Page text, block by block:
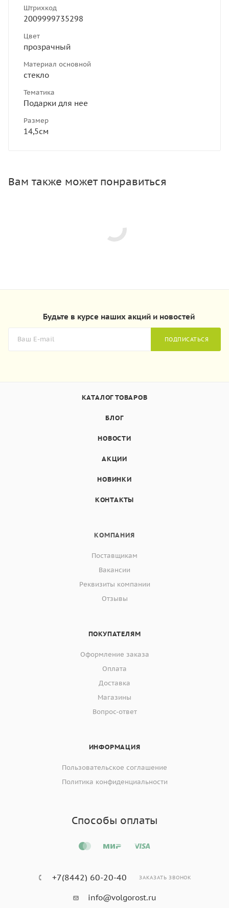
Штрихкод
2009999735298
Цвет
прозрачный
Материал основной
стекло
Тематика
Подарки для нее
Размер
14,5см
Вам также может понравиться
Будьте в курсе наших акций и новостей
ПОДПИСАТЬСЯ
КАТАЛОГ ТОВАРОВ
БЛОГ
НОВОСТИ
АКЦИИ
НОВИНКИ
КОНТАКТЫ
КОМПАНИЯ
Поставщикам
Вакансии
Реквизиты компании
Отзывы
ПОКУПАТЕЛЯМ
Оформление заказа
Оплата
Доставка
Магазины
Вопрос-ответ
ИНФОРМАЦИЯ
Пользовательское соглашение
Политика конфиденциальности
Способы оплаты
+7(8442) 60-20-40 ЗАКАЗАТЬ ЗВОНОК
info@volgorost.ru